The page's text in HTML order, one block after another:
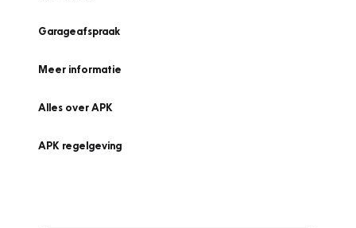
Garageafspraak
Meer informatie
Alles over APK
APK regelgeving